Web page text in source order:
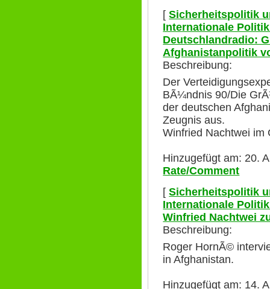
[Sicherheitspolitik
Internationale
Deutschlandradio:
Afghanistanpolitik
Beschreibung:
Der
BÃ¼ndnis 90/Die
der deutschen
Zeugnis aus.
Winfried Nachtwei im
Hinzugefügt am: 20.
Rate/Comment
[Sicherheitspolitik
Internationale
Winfried Nachtwei
Beschreibung:
Roger HornÃ©
in Afghanistan.
Hinzugefügt am: 14.